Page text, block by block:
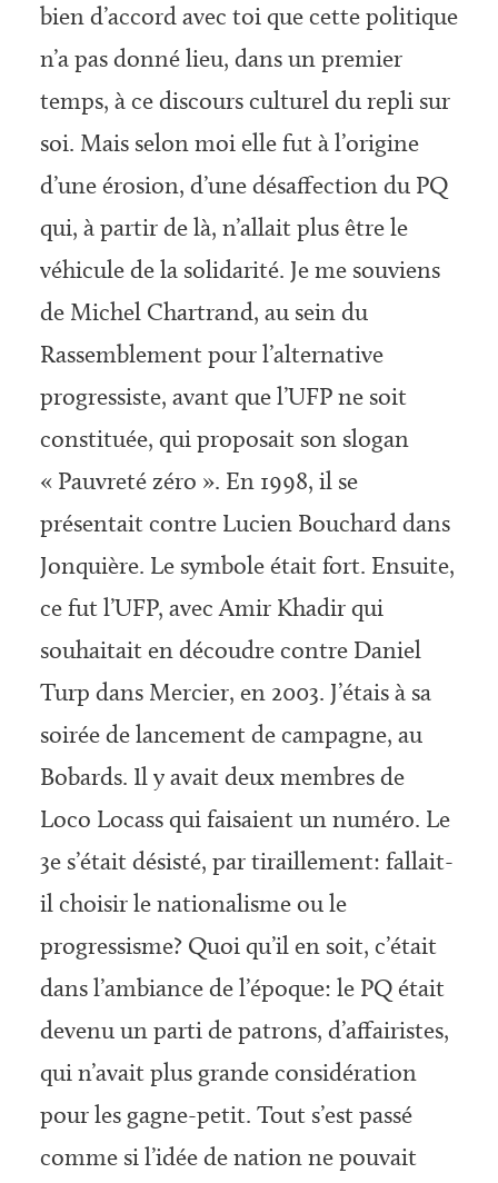
bien d’accord avec toi que cette politique
n’a pas donné lieu, dans un premier
temps, à ce discours culturel du repli sur
soi. Mais selon moi elle fut à l’origine
d’une érosion, d’une désaffection du PQ
qui, à partir de là, n’allait plus être le
véhicule de la solidarité. Je me souviens
de Michel Chartrand, au sein du
Rassemblement pour l’alternative
progressiste, avant que l’UFP ne soit
constituée, qui proposait son slogan
« Pauvreté zéro ». En 1998, il se
présentait contre Lucien Bouchard dans
Jonquière. Le symbole était fort. Ensuite,
ce fut l’UFP, avec Amir Khadir qui
souhaitait en découdre contre Daniel
Turp dans Mercier, en 2003. J’étais à sa
soirée de lancement de campagne, au
Bobards. Il y avait deux membres de
Loco Locass qui faisaient un numéro. Le
3e s’était désisté, par tiraillement: fallait-
il choisir le nationalisme ou le
progressisme? Quoi qu’il en soit, c’était
dans l’ambiance de l’époque: le PQ était
devenu un parti de patrons, d’affairistes,
qui n’avait plus grande considération
pour les gagne-petit. Tout s’est passé
comme si l’idée de nation ne pouvait